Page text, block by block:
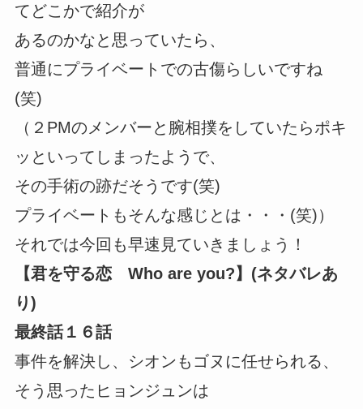
てどこかで紹介が
あるのかなと思っていたら、
普通にプライベートでの古傷らしいですね
(笑)
（２PMのメンバーと腕相撲をしていたらポキ
ッといってしまったようで、
その手術の跡だそうです(笑)
プライベートもそんな感じとは・・・(笑)）
それでは今回も早速見ていきましょう！
【君を守る恋 Who are you?】(ネタバレあ
り)
最終話１６話
事件を解決し、シオンもゴヌに任せられる、
そう思ったヒョンジュンは